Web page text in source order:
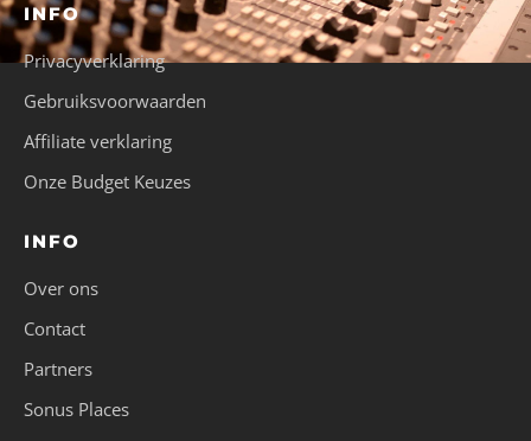
INFO
Privacyverklaring
Gebruiksvoorwaarden
Affiliate verklaring
Onze Budget Keuzes
INFO
Over ons
Contact
Partners
Sonus Places